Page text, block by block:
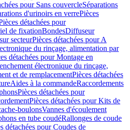
pour Sans couvercleSéparations
d'urinoirs en verrePièces
détachées pour
de fixationBondesDiffuseur
secteurPièces détachées pour A
du rinçage, alimentation par
détachées pour Montage en
électronique du rinçage,
et de remplacementPièces détachées
Aides à la commandeRaccordements
Pièces détachées pour
Pièces détachées pour Kits de
boulonsVannes d'écoulement
en tube coudéRallonges de coude
détachées pour Coudes de